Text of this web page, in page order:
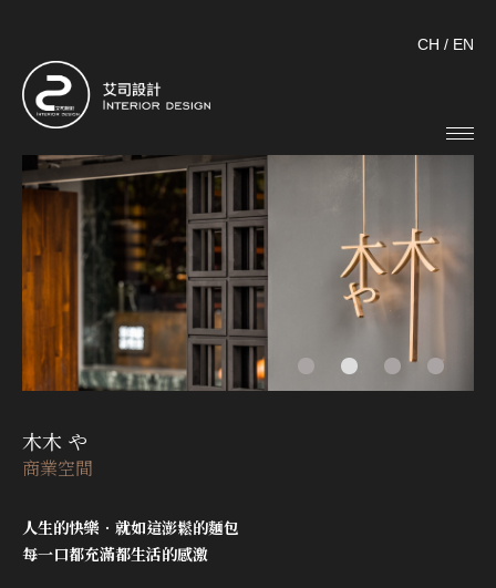
CH / EN
木木 や
商業空間
人生的快樂．就如這澎鬆的麵包
每一口都充滿都生活的感激